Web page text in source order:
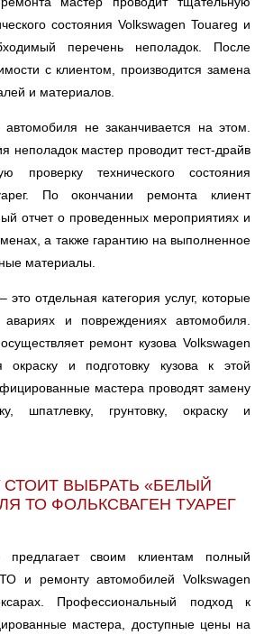
состояния Volkswagen Touareg и
перечень неполадок. После
с клиентом, производится замена
и материалов.
не заканчивается на этом.
неполадок мастер проводит тест-драйв
проверку технического состояния
По окончании ремонта клиент
отчет о проведенных мероприятиях и
а также гарантию на выполненное
материалы.
это отдельная категория услуг, которые
и повреждениях автомобиля.
ремонт кузова Volkswagen
окраску и подготовку кузова к этой
мастера проводят замену
шпатлевку, грунтовку, окраску и
ВЫБРАТЬ «БЕЛЫЙ
ТО ФОЛЬКСВАГЕН ТУАРЕГ
своим клиентам полный
и ремонту автомобилей Volkswagen
Профессиональный подход к
мастера, доступные цены на